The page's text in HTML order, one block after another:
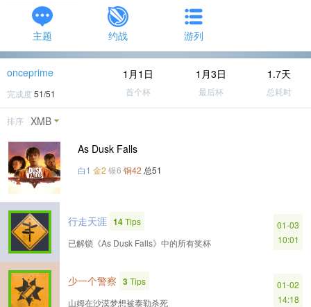
主题 约战 游列
onceprime
完成度 51/51
1月1日
首个杯
1月3日
最后杯
1.7天
总耗时
排序 XMB
As Dusk Falls
白1 金2 银6 铜42 总51
行走天涯 14Tips
已解锁《As Dusk Falls》中的所有奖杯
01-03
10:01
少一个警察 3Tips
山姆在沙漠梦想被泰勒杀死
01-02
14:18